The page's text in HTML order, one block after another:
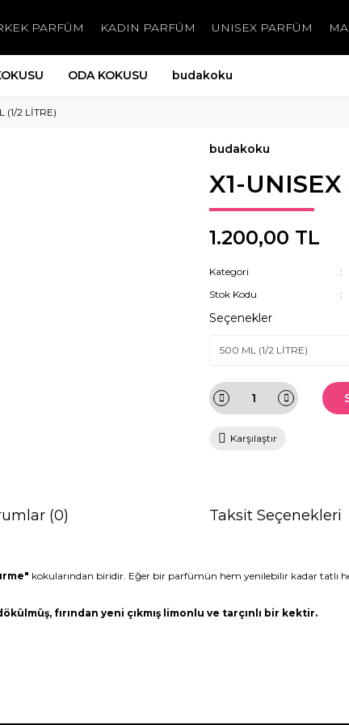
PARFÜM KADIN PARFÜM UNISEX PARFÜM
ODA KOKUSU budakoku
(1/2 LİTRE)
budakoku
X1-
1.200,00 TL
Kategori
Stok Kodu
Seçenekler
Karşılaştır
(0) Taksit Seçenekleri
kokularından biridir. Eğer bir parfümün hem yenilebilir kadar tatlı
fırından yeni çıkmış limonlu ve tarçınlı bir kektir.